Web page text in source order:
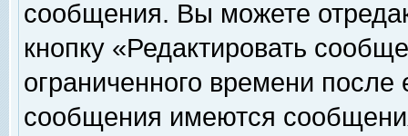
сообщения. Вы можете
кнопку «Редактировать
ограниченного времени
сообщения имеются